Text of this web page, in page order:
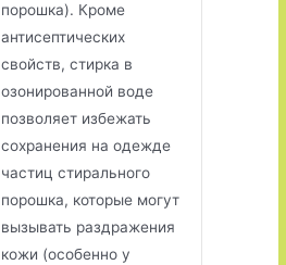
порошка). Кроме
антисептических
свойств, стирка в
озонированной воде
позволяет избежать
сохранения на одежде
частиц стирального
порошка, которые могут
вызывать раздражения
кожи (особенно у